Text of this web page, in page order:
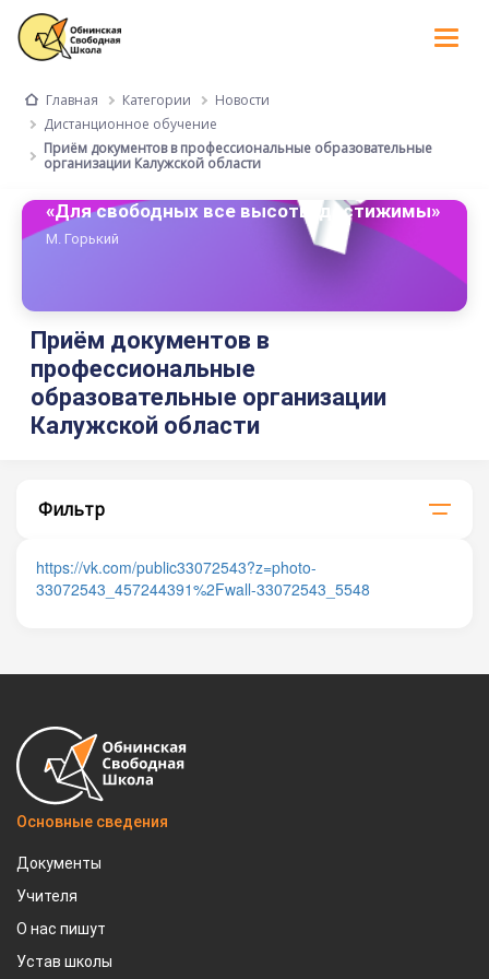
Главная Категории
Новости
Дистанционное обучение
Приём документов в профессиональные образовательные
организации Калужской области
«Для свободных все высоты достижимы»
М. Горький
Приём документов в
профессиональные
образовательные организации
Калужской области
Фильтр
https://vk.com/public33072543?z=photo-
33072543_457244391%2Fwall-33072543_5548
Основные сведения
Документы
Учителя
О нас пишут
Устав школы